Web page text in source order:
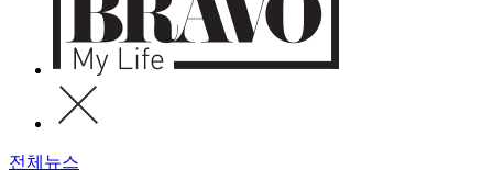
전체뉴스